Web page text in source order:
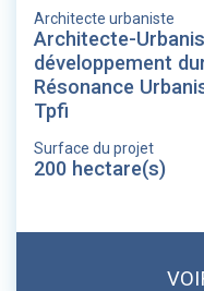
Architecte urbaniste
Architecte-
développement
Résonance
Tpfi
Surface du projet
200 hectare(s)